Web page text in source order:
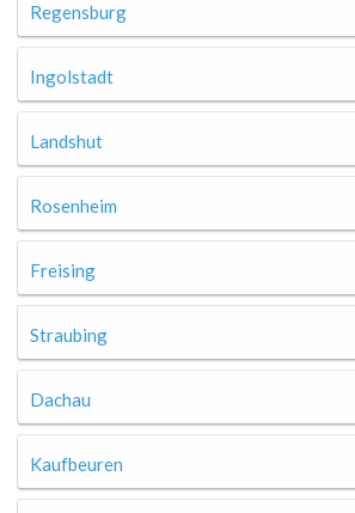
Regensburg
Ingolstadt
Landshut
Rosenheim
Freising
Straubing
Dachau
Kaufbeuren